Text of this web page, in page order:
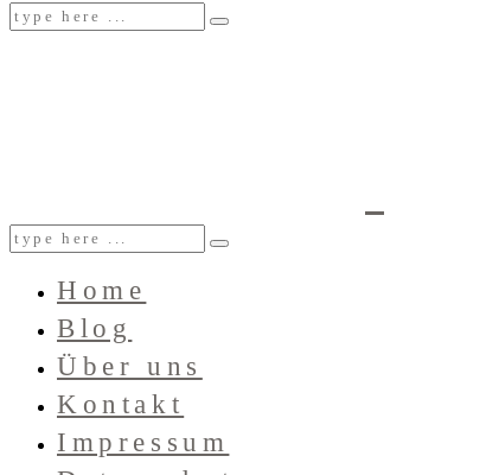
Home
Blog
Über uns
Kontakt
Impressum